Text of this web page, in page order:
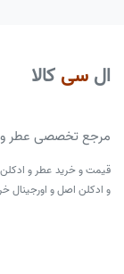
ال سی کالا
مرجع تخصصی عطر و
قیمت و خرید عطر و ادکلن
و ادکلن اصل و اورجینال